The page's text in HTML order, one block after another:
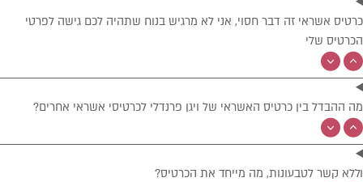
כרטיס אשראי זה דבר חסוי, אני לא מרגיש בנוח שתהיה לכם גישה לפרטי
הכרטיס שלי
מה ההבדל בין כרטיס האשראי של ויגן פרנדלי לכרטיסי אשראי אחרים?
וללא קשר לטבעונות, מה מייחד את הכרטיס?